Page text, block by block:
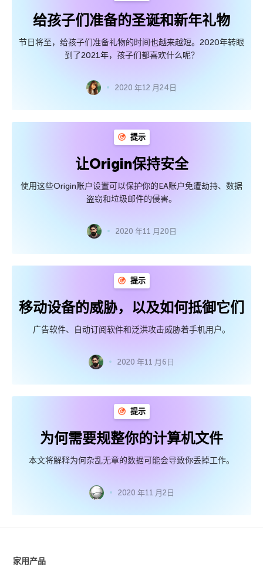
给孩子们准备的圣诞和新年礼物
节日将至，给孩子们准备礼物的时间也越来越短。2020年转眼
到了2021年，孩子们都喜欢什么呢？
2020 年12 月24日
提示
让Origin保持安全
使用这些Origin账户设置可以保护你的EA账户免遭劫持、数据
盗窃和垃圾邮件的侵害。
2020 年11 月20日
提示
移动设备的威胁，以及如何抵御它们
广告软件、自动订阅软件和泛洪攻击威胁着手机用户。
2020 年11 月6日
提示
为何需要规整你的计算机文件
本文将解释为何杂乱无章的数据可能会导致你丢掉工作。
2020 年11 月2日
家用产品